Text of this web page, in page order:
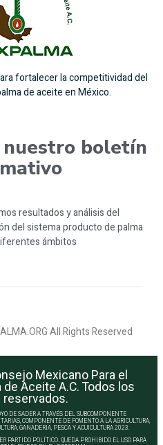
fortalecer la competitividad del
de aceite en México.
boletín
resultados y análisis del
del sistema producto de palma
ámbitos
All Rights Reserved
Mexicano Para el
Aceite A.C. Todos los
DE SADER A TRAVÉS DEL SUBCOMPONENTE
COMPONENTE DE FOMENTO A LA AGRICULTURA,
GANADERIA, PESCA Y ACUICULTURA 2023.
PARTIDO POLÍTICO. QUEDA PROHIBIDO EL USO PARA